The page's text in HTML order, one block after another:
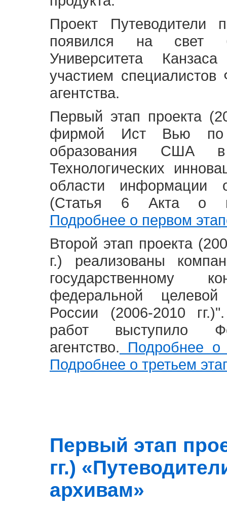
Проект Путеводители
появился на свет
Университета
участием специалистов
агентства.
Первый этап проекта
фирмой Ист Вью по
образования США
Технологических
области информации
(Статья 6 Акта о
Подробнее о первом
Второй этап проекта
г.) реализованы
государственному
федеральной
России (2006-2010
работ выступило
агентство. Подробнее о
Подробнее о третьем
Первый этап
гг.)
архивам»